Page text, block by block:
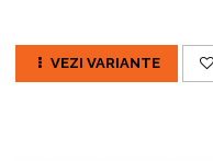
VEZI VARIANTE